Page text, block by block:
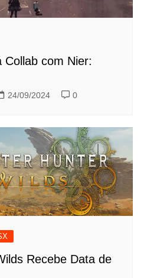
Collab com Nier:
24/09/2024 0
Recebe Data de